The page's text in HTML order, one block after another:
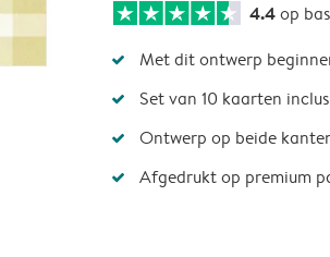
4.4op
Met dit ontwerp
Set van 10 kaarten
Ontwerp op beide
Afgedrukt op premium